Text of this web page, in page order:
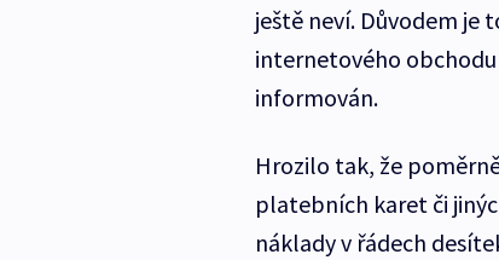
ještě neví. Důvodem
internetového
informován.
Hrozilo tak, že
platebních karet či
náklady v řádech